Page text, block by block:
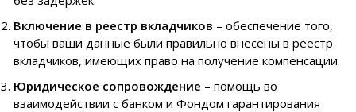
Включение в реестр вкладчиков – обеспечение того,
чтобы ваши данные были правильно внесены в реестр
вкладчиков, имеющих право на получение компенсации.
Юридическое сопровождение – помощь во
взаимодействии с банком и Фондом гарантирования